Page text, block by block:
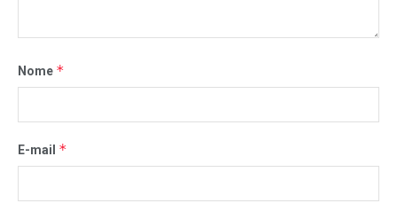
Nome *
E-mail *